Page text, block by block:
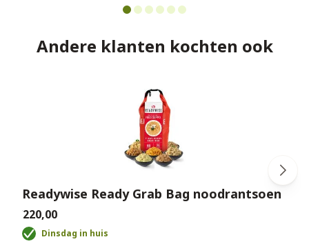
Andere klanten kochten ook
Readywise Ready Grab Bag noodrantsoen
€220,00
Dinsdag in huis